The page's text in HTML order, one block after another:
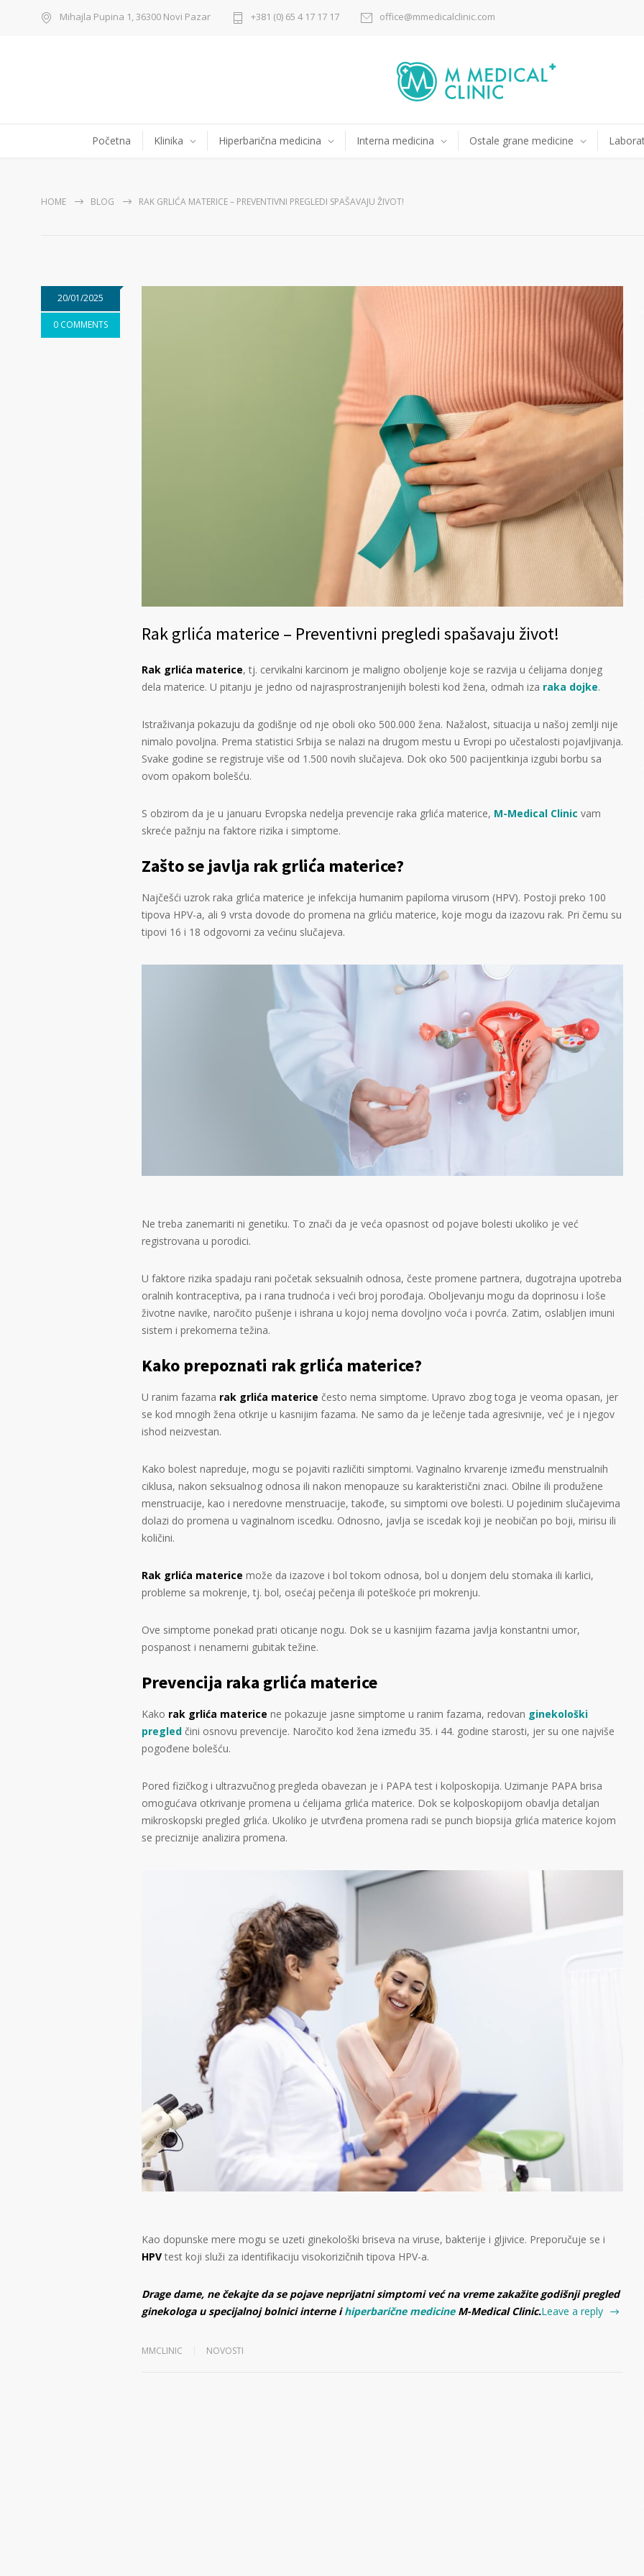
Mihajla Pupina 1, 36300 Novi Pazar +381 (0) 65 4 17 17 17 office@mmedicalclinic.com
Početna Klinika Hiperbarična medicina Interna medicina Ostale grane medicine
HOME BLOG RAK GRLIĆA MATERICE – PREVENTIVNI PREGLEDI SPAŠAVAJU ŽIVOT!
20/01/2025
0 COMMENTS
Rak grlića materice – Preventivni pregledi spašavaju život!
Rak grlića materice, tj. cervikalni karcinom je maligno oboljenje koje se razvija u ćelijama donjeg
dela materice. U pitanju je jedno od najrasprostranjenijih bolesti kod žena, odmah iza raka dojke.
Istraživanja pokazuju da godišnje od nje oboli oko 500.000 žena. Nažalost, situacija u našoj zemlji nije
nimalo povoljna. Prema statistici Srbija se nalazi na drugom mestu u Evropi po učestalosti pojavljivanja.
Svake godine se registruje više od 1.500 novih slučajeva. Dok oko 500 pacijentkinja izgubi borbu sa
ovom opakom bolešću.
S obzirom da je u januaru Evropska nedelja prevencije raka grlića materice, M-Medical Clinic vam
skreće pažnju na faktore rizika i simptome.
Zašto se javlja rak grlića materice?
Najčešći uzrok raka grlića materice je infekcija humanim papiloma virusom (HPV). Postoji preko 100
tipova HPV-a, ali 9 vrsta dovode do promena na grliću materice, koje mogu da izazovu rak. Pri čemu su
tipovi 16 i 18 odgovorni za većinu slučajeva.
Ne treba zanemariti ni genetiku. To znači da je veća opasnost od pojave bolesti ukoliko je već
registrovana u porodici.
U faktore rizika spadaju rani početak seksualnih odnosa, česte promene partnera, dugotrajna upotreba
oralnih kontraceptiva, pa i rana trudnoća i veći broj porođaja. Oboljevanju mogu da doprinosu i loše
životne navike, naročito pušenje i ishrana u kojoj nema dovoljno voća i povrća. Zatim, oslabljen imuni
sistem i prekomerna težina.
Kako prepoznati rak grlića materice?
U ranim fazama rak grlića materice često nema simptome. Upravo zbog toga je veoma opasan, jer
se kod mnogih žena otkrije u kasnijim fazama. Ne samo da je lečenje tada agresivnije, već je i njegov
ishod neizvestan.
Kako bolest napreduje, mogu se pojaviti različiti simptomi. Vaginalno krvarenje između menstrualnih
ciklusa, nakon seksualnog odnosa ili nakon menopauze su karakteristični znaci. Obilne ili produžene
menstruacije, kao i neredovne menstruacije, takođe, su simptomi ove bolesti. U pojedinim slučajevima
dolazi do promena u vaginalnom iscedku. Odnosno, javlja se iscedak koji je neobičan po boji, mirisu ili
količini.
Rak grlića materice može da izazove i bol tokom odnosa, bol u donjem delu stomaka ili karlici,
probleme sa mokrenje, tj. bol, osećaj pečenja ili poteškoće pri mokrenju.
Ove simptome ponekad prati oticanje nogu. Dok se u kasnijim fazama javlja konstantni umor,
pospanost i nenamerni gubitak težine.
Prevencija raka grlića materice
Kako rak grlića materice ne pokazuje jasne simptome u ranim fazama, redovan ginekološki
pregled čini osnovu prevencije. Naročito kod žena između 35. i 44. godine starosti, jer su one najviše
pogođene bolešću.
Pored fizičkog i ultrazvučnog pregleda obavezan je i PAPA test i kolposkopija. Uzimanje PAPA brisa
omogućava otkrivanje promena u ćelijama grlića materice. Dok se kolposkopijom obavlja detaljan
mikroskopski pregled grlića. Ukoliko je utvrđena promena radi se punch biopsija grlića materice kojom
se preciznije analizira promena.
Kao dopunske mere mogu se uzeti ginekološki briseva na viruse, bakterije i gljivice. Preporučuje se i
HPV test koji služi za identifikaciju visokorizičnih tipova HPV-a.
Drage dame, ne čekajte da se pojave neprijatni simptomi već na vreme zakažite godišnji pregled
ginekologa u specijalnoj bolnici interne ihiperbarične medicineM-Medical Clinic.Leave a reply
MMCLINIC NOVOSTI